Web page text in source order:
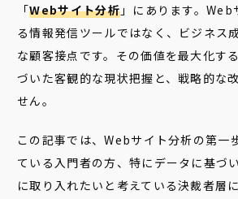
「Webサイト分析」にあります。Web
る情報発信ツールではなく、ビジネス
な顧客接点です。その価値を最大化す
づいた客観的な現状把握と、戦略的な
せん。
この記事では、Webサイト分析の第一
ている入門者の方、特にデータに基づ
に取り入れたいと考えている決裁者層